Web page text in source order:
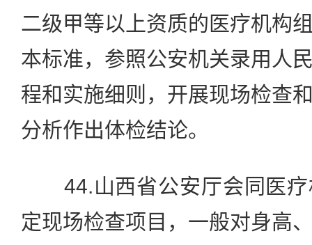
二级甲等以上资质的医疗机构
本标准，参照公安机关录用人
程和实施细则，开展现场检查
分析作出体检结论。
44.山西省公安厅会同医疗
定现场检查项目，一般对身高